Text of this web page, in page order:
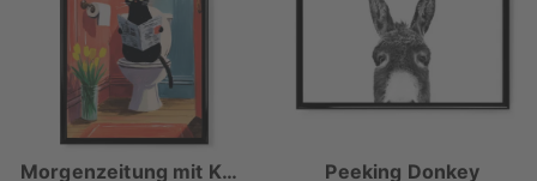
Morgenzeitung mit Katze Peeking Donkey